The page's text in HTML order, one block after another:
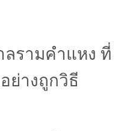
ลรามคำแหง ที่
ย่างถูกวิธี